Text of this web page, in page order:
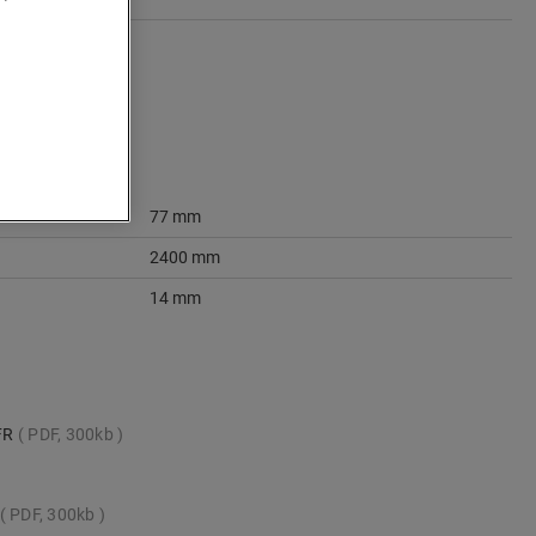
77 mm
2400 mm
14 mm
PDF, 300kb
PDF, 300kb